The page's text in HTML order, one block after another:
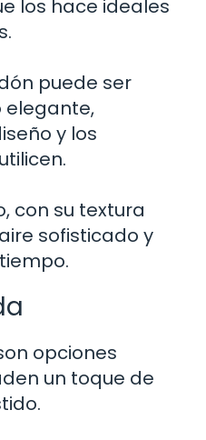
los hace ideales
puede ser
elegante,
y los
con su textura
sofisticado y
opciones
un toque de